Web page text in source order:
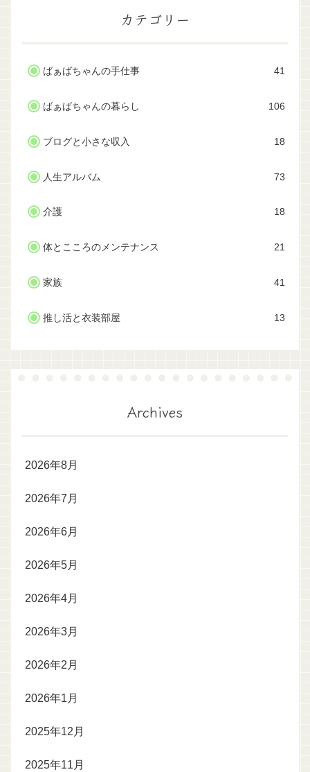
カテゴリー
ばぁばちゃんの手仕事 41
ばぁばちゃんの暮らし 106
ブログと小さな収入 18
人生アルバム 73
介護 18
体とこころのメンテナンス 21
家族 41
推し活と衣装部屋 13
Archives
2026年8月
2026年7月
2026年6月
2026年5月
2026年4月
2026年3月
2026年2月
2026年1月
2025年12月
2025年11月